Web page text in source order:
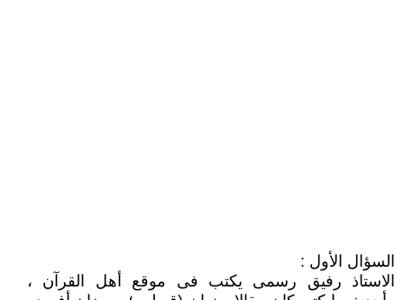
السؤال الأول :
الاستاذ رفيق رسمى يكتب فى موقع أهل القرآن ،